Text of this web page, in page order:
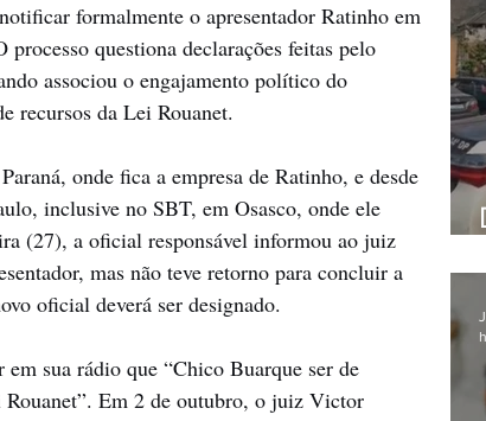
formalmente o apresentador Ratinho em
questiona declarações feitas pelo
associou o engajamento político do
recursos da Lei Rouanet.
onde fica a empresa de Ratinho, e desde
inclusive no SBT, em Osasco, onde ele
(27), a oficial responsável informou ao juiz
mas não teve retorno para concluir a
oficial deverá ser designado.
sua rádio que “Chico Buarque ser de
Em 2 de outubro, o juiz Victor